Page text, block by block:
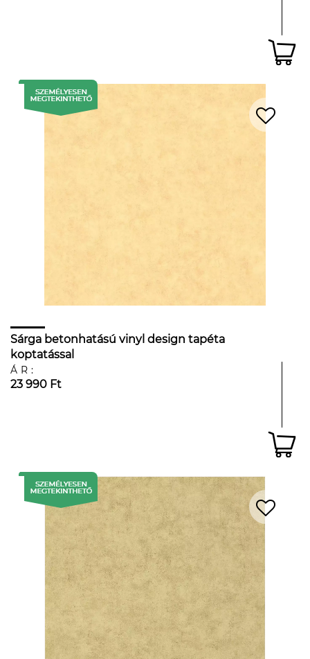
Sárga betonhatású vinyl design tapéta
koptatással
ÁR:
23 990 Ft